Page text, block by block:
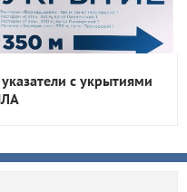
с укрытиями